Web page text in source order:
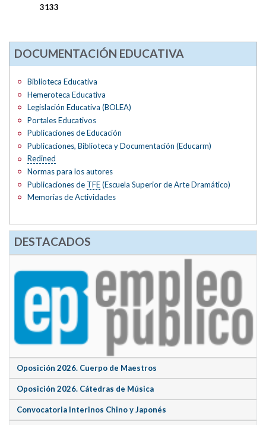
3133
DOCUMENTACIÓN EDUCATIVA
Biblioteca Educativa
Hemeroteca Educativa
Legislación Educativa (BOLEA)
Portales Educativos
Publicaciones de Educación
Publicaciones, Biblioteca y Documentación (Educarm)
Redined
Normas para los autores
Publicaciones de TFE(Escuela Superior de Arte Dramático)
Memorias de Actividades
DESTACADOS
Oposición 2026. Cuerpo de Maestros
Oposición 2026. Cátedras de Música
Convocatoria Interinos Chino y Japonés